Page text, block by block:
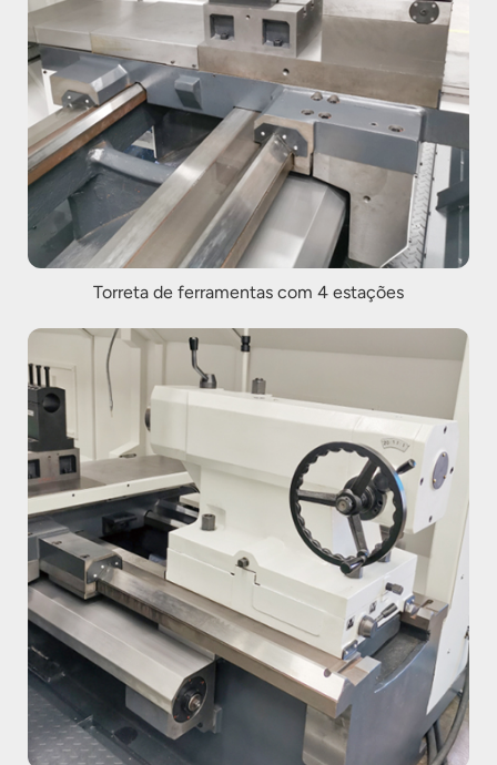
Torreta de ferramentas com 4 estações